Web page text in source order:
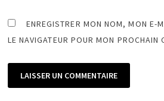
ENREGISTRER MON NOM, MON E-
LE NAVIGATEUR POUR MON PROCHAIN